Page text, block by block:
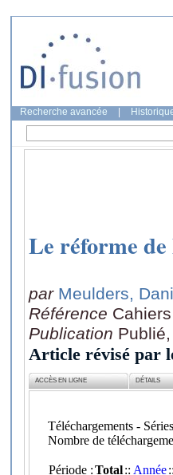
Recherche avancée
Le réforme
par Meulders,
Référence
Publication
Article révisé par
ACCÈS EN LIGNE DÉTAILS